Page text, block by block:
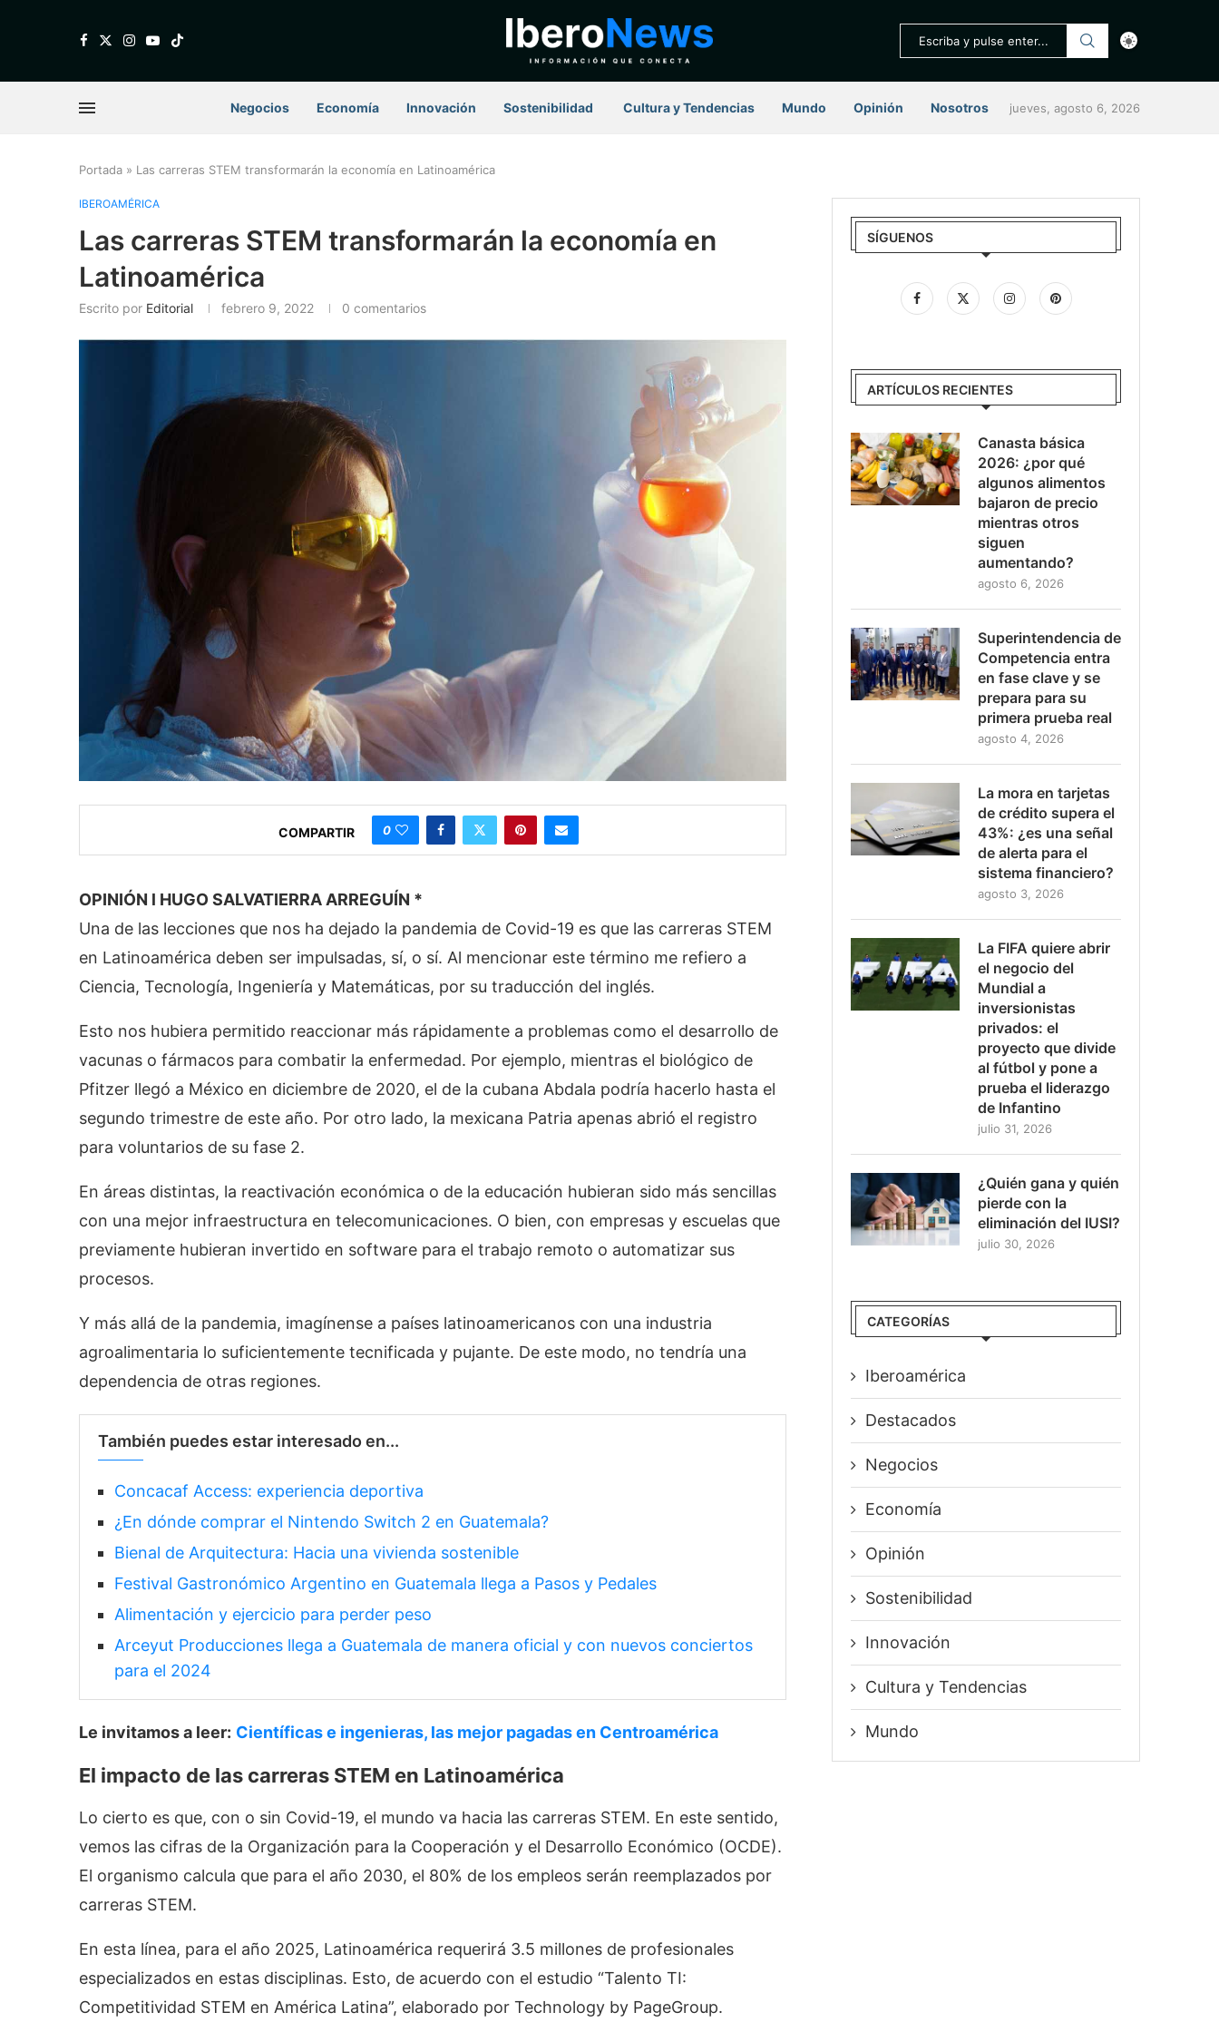
Negocios Economía Innovación Sostenibilidad ⁠ Cultura y Tendencias Mundo Opinión Nosotros jueves, agosto 6, 2026
Portada » Las carreras STEM transformarán la economía en Latinoamérica
IBEROAMÉRICA
Las carreras STEM transformarán la economía en
Latinoamérica
Escrito por Editorial febrero 9, 2022 0 comentarios
COMPARTIR 0
OPINIÓN l HUGO SALVATIERRA ARREGUÍN *
Una de las lecciones que nos ha dejado la pandemia de Covid-19 es que las carreras STEM
en Latinoamérica deben ser impulsadas, sí, o sí. Al mencionar este término me refiero a
Ciencia, Tecnología, Ingeniería y Matemáticas, por su traducción del inglés.
Esto nos hubiera permitido reaccionar más rápidamente a problemas como el desarrollo de
vacunas o fármacos para combatir la enfermedad. Por ejemplo, mientras el biológico de
Pfitzer llegó a México en diciembre de 2020, el de la cubana Abdala podría hacerlo hasta el
segundo trimestre de este año. Por otro lado, la mexicana Patria apenas abrió el registro
para voluntarios de su fase 2.
En áreas distintas, la reactivación económica o de la educación hubieran sido más sencillas
con una mejor infraestructura en telecomunicaciones. O bien, con empresas y escuelas que
previamente hubieran invertido en software para el trabajo remoto o automatizar sus
procesos.
Y más allá de la pandemia, imagínense a países latinoamericanos con una industria
agroalimentaria lo suficientemente tecnificada y pujante. De este modo, no tendría una
dependencia de otras regiones.
También puedes estar interesado en...
Concacaf Access: experiencia deportiva
¿En dónde comprar el Nintendo Switch 2 en Guatemala?
Bienal de Arquitectura: Hacia una vivienda sostenible
Festival Gastronómico Argentino en Guatemala llega a Pasos y Pedales
Alimentación y ejercicio para perder peso
Arceyut Producciones llega a Guatemala de manera oficial y con nuevos conciertos
para el 2024
Le invitamos a leer: Científicas e ingenieras, las mejor pagadas en Centroamérica
El impacto de las carreras STEM en Latinoamérica
Lo cierto es que, con o sin Covid-19, el mundo va hacia las carreras STEM. En este sentido,
vemos las cifras de la Organización para la Cooperación y el Desarrollo Económico (OCDE).
El organismo calcula que para el año 2030, el 80% de los empleos serán reemplazados por
carreras STEM.
En esta línea, para el año 2025, Latinoamérica requerirá 3.5 millones de profesionales
especializados en estas disciplinas. Esto, de acuerdo con el estudio “Talento TI:
Competitividad STEM en América Latina”, elaborado por Technology by PageGroup.
SÍGUENOS
ARTÍCULOS RECIENTES
Canasta básica
2026: ¿por qué
algunos alimentos
bajaron de precio
mientras otros
siguen
aumentando?
agosto 6, 2026
Superintendencia de
Competencia entra
en fase clave y se
prepara para su
primera prueba real
agosto 4, 2026
La mora en tarjetas
de crédito supera el
43%: ¿es una señal
de alerta para el
sistema financiero?
agosto 3, 2026
La FIFA quiere abrir
el negocio del
Mundial a
inversionistas
privados: el
proyecto que divide
al fútbol y pone a
prueba el liderazgo
de Infantino
julio 31, 2026
¿Quién gana y quién
pierde con la
eliminación del IUSI?
julio 30, 2026
CATEGORÍAS
Iberoamérica
Destacados
Negocios
Economía
Opinión
Sostenibilidad
Innovación
⁠Cultura y Tendencias
Mundo